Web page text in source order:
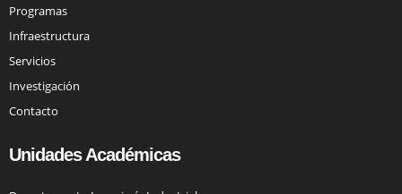
Programas
Infraestructura
Servicios
Investigación
Contacto
Unidades Académicas